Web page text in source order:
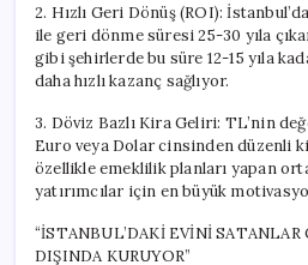
2. Hızlı Geri Dönüş (ROI):
ile geri dönme süresi 25-30 yıla
gibi şehirlerde bu süre 12-15 yıla
daha hızlı kazanç sağlıyor.
3. Döviz Bazlı Kira Geliri: TL’nin
Euro veya Dolar cinsinden düzenli
özellikle emeklilik planları yapan
yatırımcılar için en büyük
“İSTANBUL’DAKİ EVİNİ
DIŞINDA KURUYOR”